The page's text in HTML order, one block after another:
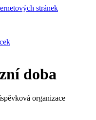
stránek
doba
organizace